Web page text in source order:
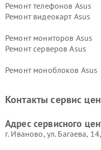
Ремонт телефонов Asus
Ремонт видеокарт Asus
Ремонт мониторов Asus
Ремонт серверов Asus
Ремонт моноблоков Asus
Контакты сервис
Адрес сервисного
г. Иваново, ул. Багаева,